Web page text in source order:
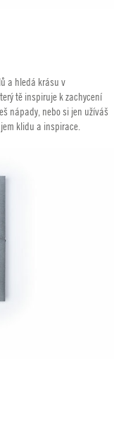
a hledá krásu v
tě inspiruje k zachycení
nápady, nebo si jen užíváš
klidu a inspirace.